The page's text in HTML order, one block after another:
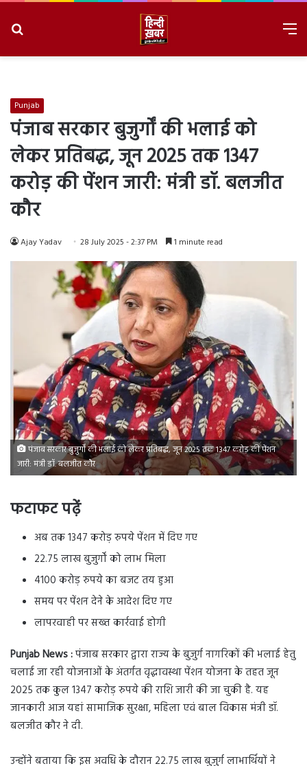
Punjab
पंजाब सरकार बुजुर्गों की भलाई को
लेकर प्रतिबद्ध, जून 2025 तक 1347
करोड़ की पेंशन जारी: मंत्री डॉ. बलजीत
कौर
Ajay Yadav 28 July 2025 - 2:37 PM 1 minute read
पंजाब सरकार बुजुर्गों की भलाई को लेकर प्रतिबद्ध, जून 2025 तक 1347 करोड़ की पेंशन
जारी: मंत्री डॉ. बलजीत कौर
फटाफट पढ़ें
अब तक 1347 करोड़ रुपये पेंशन में दिए गए
22.75 लाख बुजुर्गों को लाभ मिला
4100 करोड़ रुपये का बजट तय हुआ
समय पर पेंशन देने के आदेश दिए गए
लापरवाही पर सख्त कार्रवाई होगी
Punjab News :पंजाब सरकार द्वारा राज्य के बुजुर्ग नागरिकों की भलाई हेतु
चलाई जा रही योजनाओं के अंतर्गत वृद्धावस्था पेंशन योजना के तहत जून
2025 तक कुल 1347 करोड़ रुपये की राशि जारी की जा चुकी है. यह
जानकारी आज यहां सामाजिक सुरक्षा, महिला एवं बाल विकास मंत्री डॉ.
बलजीत कौर ने दी.
उन्होंने बताया कि इस अवधि के दौरान 22.75 लाख बुजुर्ग लाभार्थियों ने